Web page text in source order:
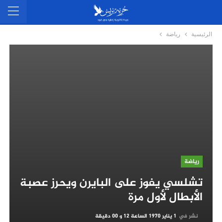
الرئيسية رياضة
رياضة
تشلسي يفوز على البايرن ويحرز عصبة
الأبطال لأول مرة
نشر في 1 يناير 1970 الساعة 12 و 00 دقيقة